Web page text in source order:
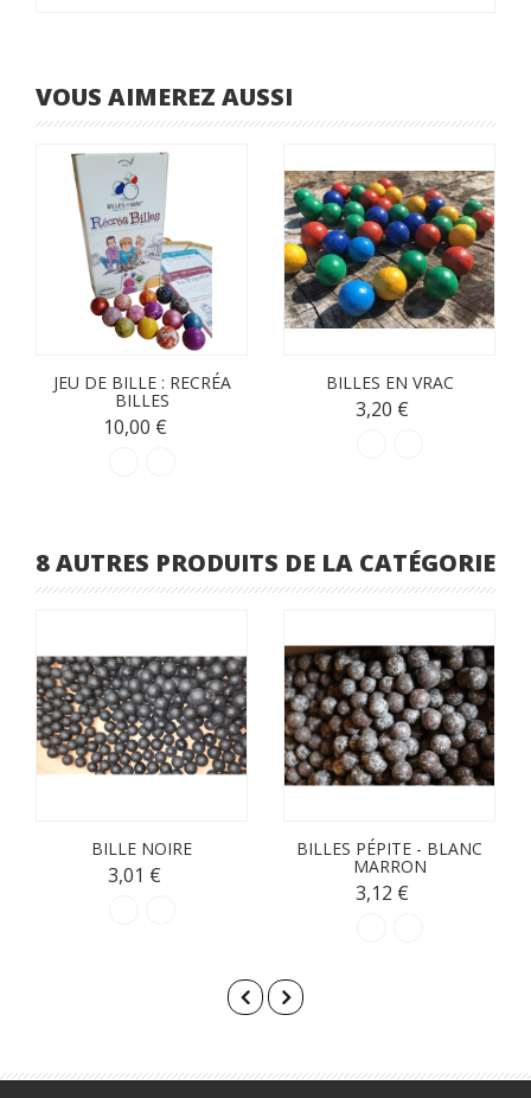
VOUS AIMEREZ AUSSI
JEU DE BILLE : RECRÉA
BILLES
10,00 €
BILLES EN VRAC
3,20 €
8 AUTRES PRODUITS DE LA CATÉGORIE
BILLE NOIRE
3,01 €
BILLES PÉPITE - BLANC
MARRON
3,12 €